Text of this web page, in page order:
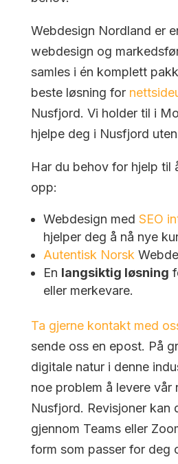
Webdesign Nordland er
webdesign og
samles i én komplett
beste løsning for
Nusfjord. Vi holder til i
hjelpe deg i Nusfjord
Har du behov for hjelp til
opp:
Webdesign med SEO
hjelper deg å nå nye
Autentisk Norsk
En langsiktig løsning
eller merkevare.
Ta gjerne kontakt med
sende oss en epost. På
digitale natur i denne
noe problem å levere vår
Nusfjord. Revisjoner kan
gjennom Teams eller
form som passer for deg